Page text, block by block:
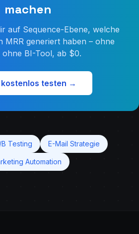
machen
auf Sequence-Ebene, welche
MRR generiert haben – ohne
ohne BI-Tool, ab $0.
testen →
Testing E-Mail Strategie
Automation